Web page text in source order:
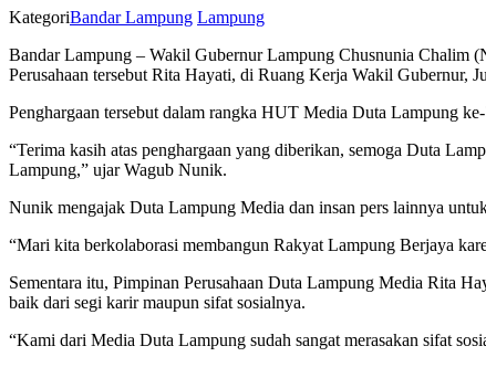
KategoriBandar Lampung Lampung
Bandar Lampung – Wakil Gubernur Lampung Chusnunia Chalim
Perusahaan tersebut Rita Hayati, di Ruang Kerja Wakil Gubernur,
Penghargaan tersebut dalam rangka HUT Media Duta Lampung
“Terima kasih atas penghargaan yang diberikan, semoga Duta
Lampung,” ujar Wagub Nunik.
Nunik mengajak Duta Lampung Media dan insan pers lainnya
“Mari kita berkolaborasi membangun Rakyat Lampung Berjaya
Sementara itu, Pimpinan Perusahaan Duta Lampung Media Rita
baik dari segi karir maupun sifat sosialnya.
“Kami dari Media Duta Lampung sudah sangat merasakan sifat